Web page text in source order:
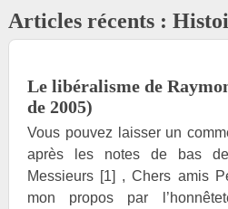
Articles récents :
Le libéralisme de
de 2005)
Vous pouvez laisser un
après les notes de bas
Messieurs [1] , Chers amis
mon propos par